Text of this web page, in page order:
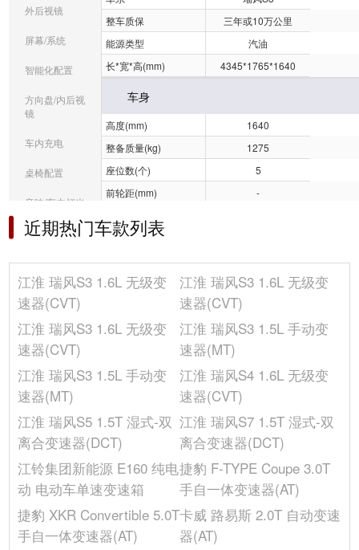
外后视镜
屏幕/系统
智能化配置
方向盘/内后视
镜
车内充电
桌椅配置
音响/车内灯光
冰箱/空调
其它
整车质保
三年或10万公里
能源类型
汽油
长*宽*高(mm)
4345*1765*1640
车身
高度(mm)
1640
整备质量(kg)
1275
座位数(个)
5
前轮距(mm)
-
车身结构
轴距(mm)
2560
长度(mm)
4345
油箱容积(L)
45
发动机
多点电喷
缸体材料
铝合金
发动机启停技术
气缸排列形式
L
排量(mL)
1499
环保标准
国V
进气形式
近期热门车款列表
江淮 瑞风S3 1.6L 无级变
速器(CVT)
江淮 瑞风S3 1.6L 无级变
速器(CVT)
江淮 瑞风S3 1.6L 无级变
速器(CVT)
江淮 瑞风S3 1.5L 手动变
速器(MT)
江淮 瑞风S3 1.5L 手动变
速器(MT)
江淮 瑞风S4 1.6L 无级变
速器(CVT)
江淮 瑞风S5 1.5T 湿式-双
离合变速器(DCT)
江淮 瑞风S7 1.5T 湿式-双
离合变速器(DCT)
江铃集团新能源 E160 纯电
动 电动车单速变速箱
捷豹 F-TYPE Coupe 3.0T
手自一体变速器(AT)
捷豹 XKR Convertible 5.0T
手自一体变速器(AT)
卡威 路易斯 2.0T 自动变速
器(AT)